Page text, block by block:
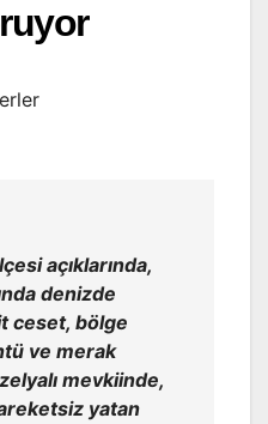
açıklarında,
denizde
ceset, bölge
ve merak
mevkiinde,
yatan